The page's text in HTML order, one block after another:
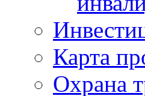
Карта
Охрана